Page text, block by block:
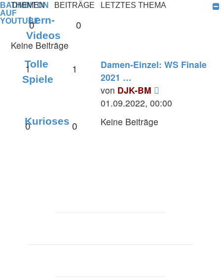
BADMINTON
AUF
YOUTUBE
THEMEN BEITRÄGE LETZTES THEMA
Lern-
Videos
0 0
Keine Beiträge
Tolle
Spiele
1 1
Damen-Einzel: WS Finale
2021 …
von DJK-BM
Beitrag
01.09.2022, 00:00
Kurioses
0 0 Keine Beiträge